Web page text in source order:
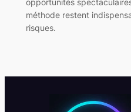
opportunités
méthode restent
risques.